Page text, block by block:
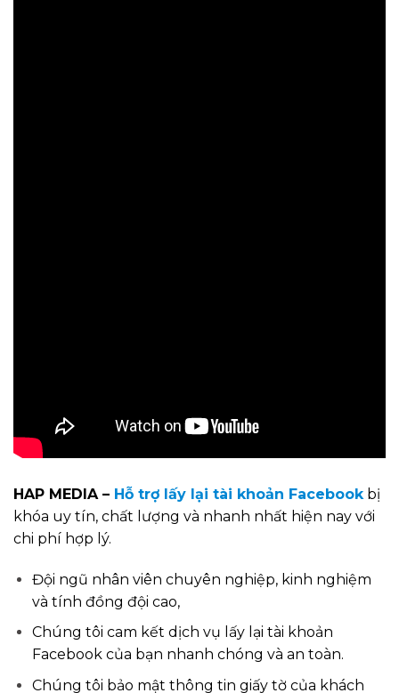
HAP MEDIA – Hỗ trợ lấy lại tài khoản Facebookbị
khóa uy tín, chất lượng và nhanh nhất hiện nay với
chi phí hợp lý.
Đội ngũ nhân viên chuyên nghiệp, kinh nghiệm
và tính đồng đội cao,
Chúng tôi cam kết dịch vụ lấy lại tài khoản
Facebook của bạn nhanh chóng và an toàn.
Chúng tôi bảo mật thông tin giấy tờ của khách